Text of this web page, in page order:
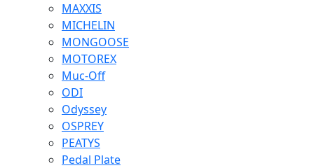
MAXXIS
MICHELIN
MONGOOSE
MOTOREX
Muc-Off
ODI
Odyssey
OSPREY
PEATYS
Pedal Plate